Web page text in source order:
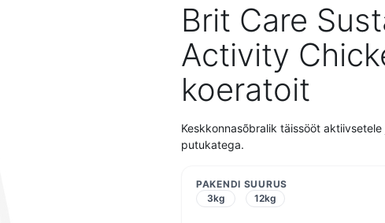
Brit Care
Activity
koeratoit
Keskkonnasõbralik täissööt
putukatega.
PAKENDI SUURUS
3kg
12kg